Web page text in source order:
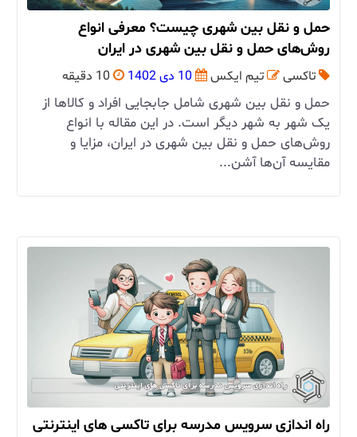
حمل و نقل بین شهری چیست؟ معرفی انواع
روش‌های حمل و نقل بین شهری در ایران
تاکسی تیم ایکس 10 دی 1402 10 دقیقه
حمل و نقل بین شهری شامل جابجایی افراد و کالاها از
یک شهر به شهر دیگر است. در این مقاله با انواع
روش‌های حمل و نقل بین شهری در ایران، مزایا و
مقایسه آن‌ها آشن...
راه اندازی سرویس مدرسه برای تاکسی های اینترنتی